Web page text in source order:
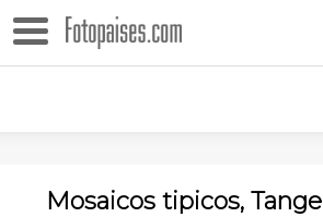
Mosaicos tipicos,